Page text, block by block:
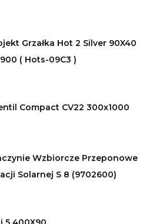
Grzałka Hot 2 Silver 90X40
( Hots-09C3 )
Compact CV22 300x1000
Wzbiorcze Przeponowe
Solarnej S 8 (9702600)